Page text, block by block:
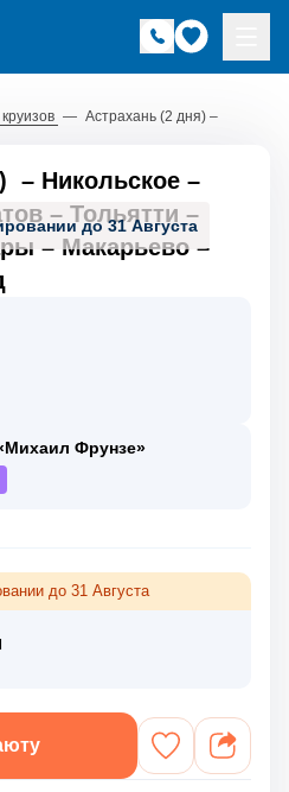
— Астрахань (2 дня) –
до 31 Августа
– Никольское –
– Тольятти –
– Макарьево –
Фрунзе»
до 31 Августа